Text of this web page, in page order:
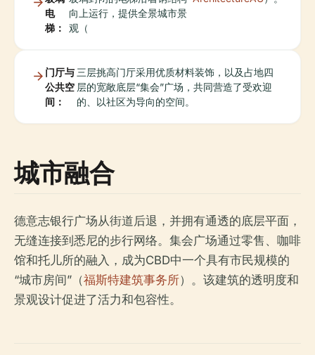
电
梯：
向上运行，提供全景城市景
观（
门厅与
公共空
间：
三层挑高门厅采用优质材料装饰，以及占地四
层的宽敞底层“集会”广场，共同营造了受欢迎
的、以社区为导向的空间。
城市融合
德意志银行广场从街道后退，并拥有通透的底层平面，
无缝连接到悉尼的步行网络。集会广场通过零售、咖啡
馆和托儿所的融入，成为CBD中一个具有市民规模的
“城市房间”（福斯特建筑事务所）。该建筑的透明度和
景观设计促进了活力和包容性。